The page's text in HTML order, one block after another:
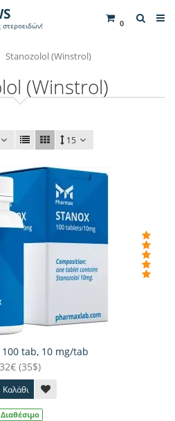
0
Stanozolol (Winstrol)
(Winstrol)
15
tab, 10 mg/tab
32€ (35$)
Καλάθι
Διαθέσιμο